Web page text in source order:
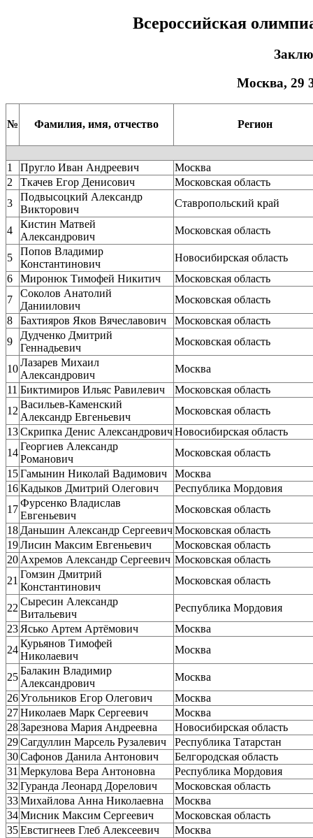
Всероссийская
Москва, 29
№ Фамилия, имя, отчество Регион
1 Пругло Иван Андреевич
Москва
2
Ткачев Егор Денисович
Московская область
3
Подвысоцкий Александр
Викторович
Ставропольский край
4
Кистин Матвей
Александрович
Московская область
5
Попов Владимир
Константинович
Новосибирская область
6
Миронюк Тимофей Никитич
Московская область
7
Соколов Анатолий
Даниилович
Московская область
8
Бахтияров Яков Вячеславович
Московская область
9
Дудченко Дмитрий
Геннадьевич
Московская область
10
Лазарев Михаил
Александрович
Москва
11 Биктимиров Ильяс Равилевич
Московская область
12
Васильев-Каменский
Александр Евгеньевич
Московская область
13Скрипка Денис АлександровичНовосибирская область
14
Георгиев Александр
Романович
Московская область
15Гамынин Николай Вадимович
Москва
16Кадыков Дмитрий Олегович
Республика Мордовия
17
Фурсенко Владислав
Евгеньевич
Московская область
18 Даньшин Александр СергеевичМосковская область
19Лисин Максим Евгеньевич
Московская область
20 Ахремов Александр Сергеевич Московская область
21
Гомзин Дмитрий
Константинович
Московская область
22
Сыресин Александр
Витальевич
Республика Мордовия
23 Ясько Артем Артёмович
Москва
24
Курьянов Тимофей
Николаевич
Москва
25
Балакин Владимир
Александрович
Москва
26Угольников Егор Олегович
Москва
27Николаев Марк Сергеевич
Москва
28Зарезнова Мария Андреевна
Новосибирская область
29Сагдуллин Марсель Рузалевич
Республика Татарстан
30Сафонов Данила Антонович
Белгородская область
31 Меркулова Вера Антоновна
Республика Мордовия
32 Гуранда Леонард Дорелович
Московская область
33Михайлова Анна Николаевна
Москва
34Мисник Максим Сергеевич
Московская область
35Евстигнеев Глеб Алексеевич
Москва